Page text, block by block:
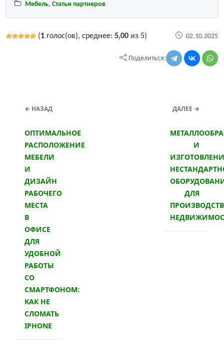
Мебель, Статьи партнеров
(1 голос(ов), среднее: 5,00 из 5) 02.10.2025
Поделиться:
← НАЗАД
ОПТИМАЛЬНОЕ
РАСПОЛОЖЕНИЕ
МЕБЕЛИ
И
ДИЗАЙН
РАБОЧЕГО
МЕСТА
В
ОФИСЕ
ДЛЯ
УДОБНОЙ
РАБОТЫ
СО
СМАРТФОНОМ:
КАК НЕ
СЛОМАТЬ
IPHONE
ДАЛЕЕ →
И
ДЛЯ